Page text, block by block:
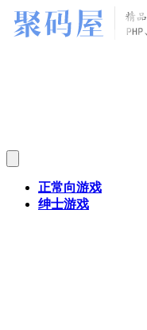
正常向游戏
绅士游戏